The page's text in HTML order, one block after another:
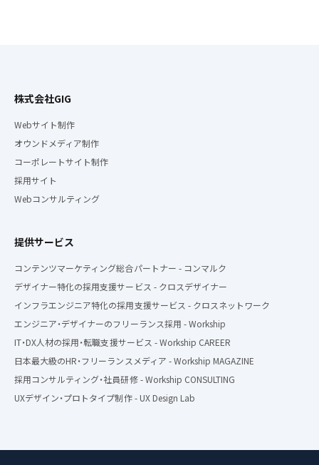
株式会社GIG
Webサイト制作
オウンドメディア制作
コーポレートサイト制作
採用サイト
Webコンサルティング
提供サービス
コンテンツマーケティング総合パートナー - コンマルク
デザイナー特化の採用支援サービス - クロスデザイナー
インフラエンジニア特化の採用支援サービス - クロスネットワーク
エンジニア・デザイナーのフリーランス採用 - Workship
IT・DX人材の採用・転職支援サービス - Workship CAREER
日本最大級のHR・フリーランスメディア - Workship MAGAZINE
採用コンサルティング・社員研修 - Workship CONSULTING
UXデザイン・プロトタイプ制作 - UX Design Lab